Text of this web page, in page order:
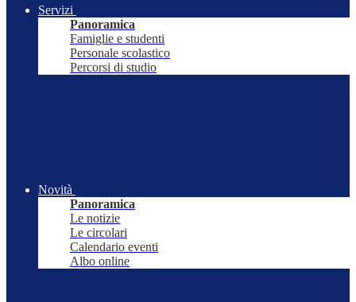
Servizi
Panoramica
Famiglie e studenti
Personale scolastico
Percorsi di studio
Novità
Panoramica
Le notizie
Le circolari
Calendario eventi
Albo online